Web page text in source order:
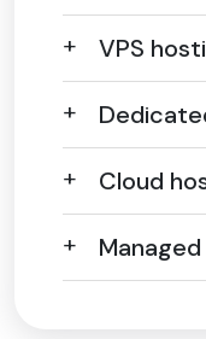
VPS
Cloud